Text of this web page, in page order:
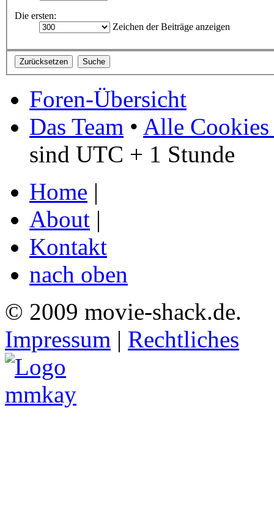
Die ersten:
Zeichen der Beiträge anzeigen
Foren-Übersicht
Das Team • Alle Cookies
sind UTC + 1 Stunde
Home |
About |
Kontakt
nach oben
© 2009 movie-shack.de.
Impressum | Rechtliches